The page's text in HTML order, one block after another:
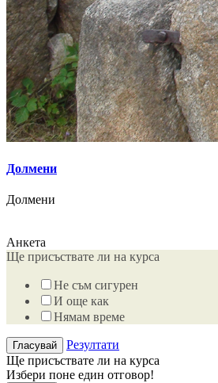
Долмени
Долмени
Анкета
Ще присъствате ли на курса
Не съм сигурен
И още как
Нямам време
Резултати
Ще присъствате ли на курса
Избери поне един отговор!